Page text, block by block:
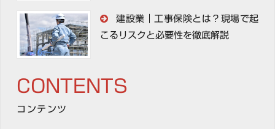
建設業｜工事保険とは？現場で起
こるリスクと必要性を徹底解説
CONTENTS
コンテンツ